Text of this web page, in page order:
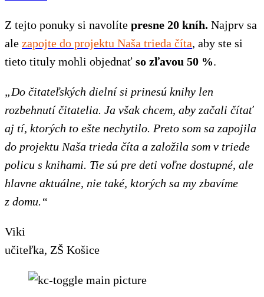
Z tejto ponuky si navolíte presne 20 kníh. Najprv sa
ale zapojte do projektu Naša trieda číta, aby ste si
tieto tituly mohli objednať so zľavou 50 %.
„Do čitateľských dielní si prinesú knihy len
rozbehnutí čitatelia. Ja však chcem, aby začali čítať
aj tí, ktorých to ešte nechytilo. Preto som sa zapojila
do projektu Naša trieda číta a založila som v triede
policu s knihami. Tie sú pre deti voľne dostupné, ale
hlavne aktuálne, nie také, ktorých sa my zbavíme
z domu.“
Viki
učiteľka, ZŠ Košice